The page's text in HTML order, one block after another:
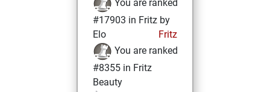
You are ranked
#17903 in Fritz by
Elo
Fritz
You are ranked
#8355 in Fritz
Beauty